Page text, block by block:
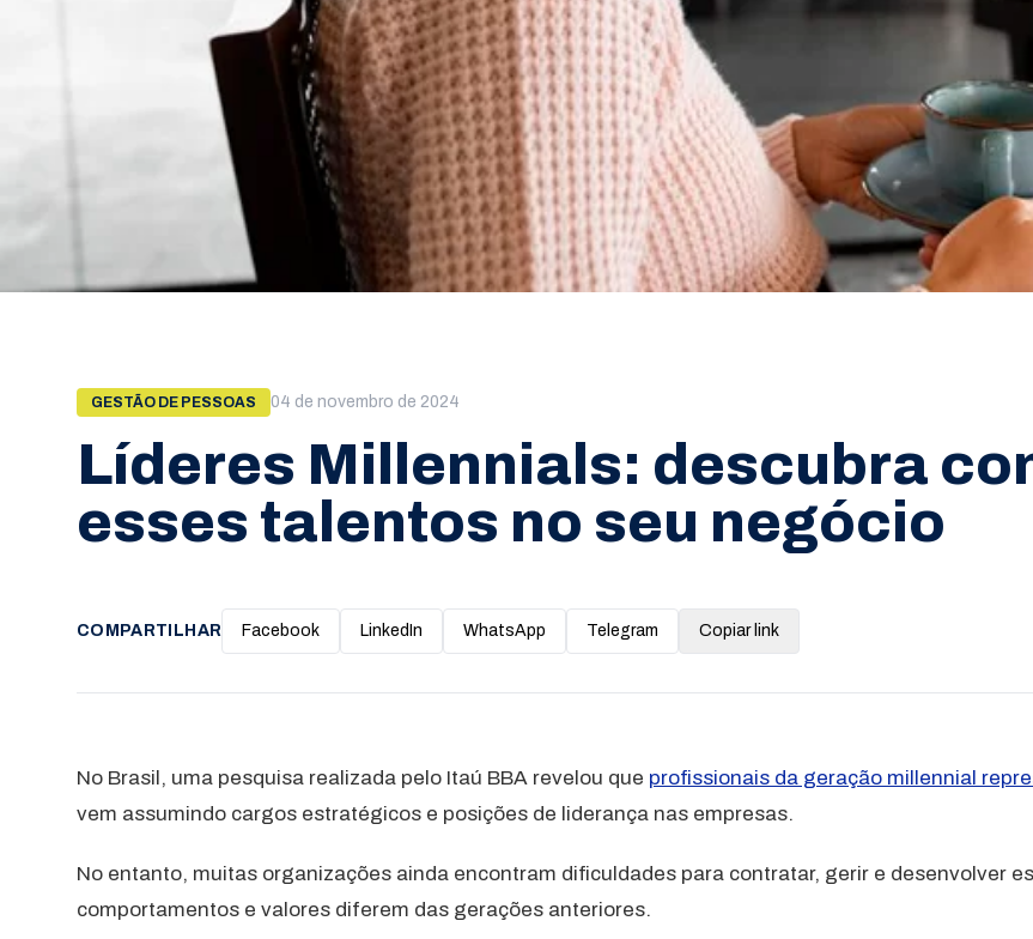
GESTÃO DE PESSOAS 04 de novembro de 2024
Líderes Millennials: descubra
esses talentos no seu negócio
COMPARTILHAR Facebook LinkedIn WhatsApp Telegram Copiar link
No Brasil, uma pesquisa realizada pelo Itaú BBA revelou que profissionais da geração millennial
vem assumindo cargos estratégicos e posições de liderança nas empresas.
No entanto, muitas organizações ainda encontram dificuldades para contratar, gerir e desenvolver
comportamentos e valores diferem das gerações anteriores.